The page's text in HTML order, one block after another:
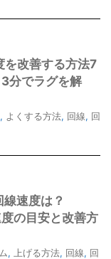
を改善する方法7
分でラグを解
, よくする方法, 回線, 回
速度は？
の目安と改善方
, 上げる方法, 回線, 回